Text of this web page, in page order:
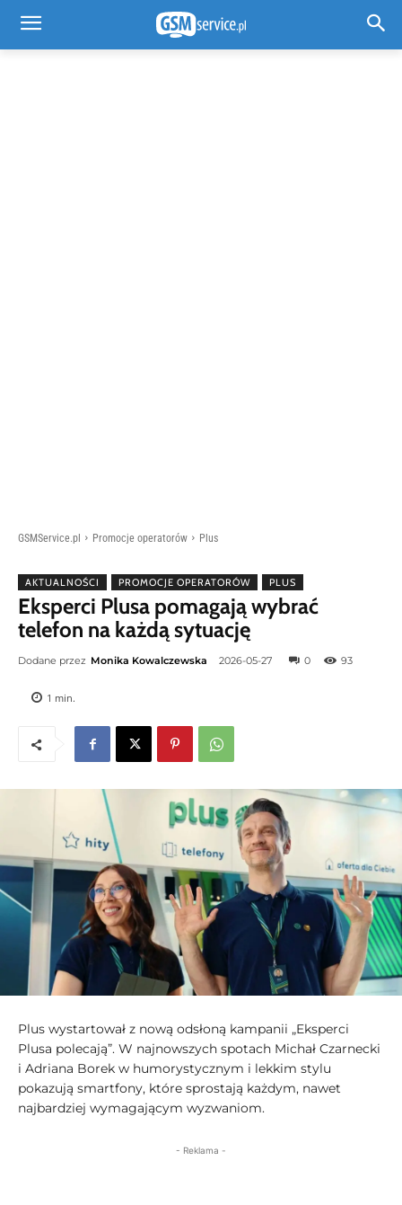
GSMService.pl Promocje operatorów Plus
AKTUALNOŚCI PROMOCJE OPERATORÓW PLUS
Eksperci Plusa pomagają wybrać
telefon na każdą sytuację
Dodane przez Monika Kowalczewska 2026-05-27 0 93
1 min.
Plus wystartował z nową odsłoną kampanii „Eksperci
Plusa polecają”. W najnowszych spotach Michał Czarnecki
i Adriana Borek w humorystycznym i lekkim stylu
pokazują smartfony, które sprostają każdym, nawet
najbardziej wymagającym wyzwaniom.
- Reklama -